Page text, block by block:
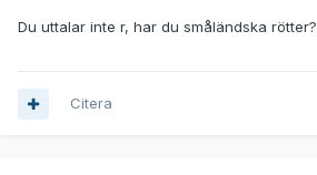
Du uttalar inte r, har du småländska rötter?
Citera